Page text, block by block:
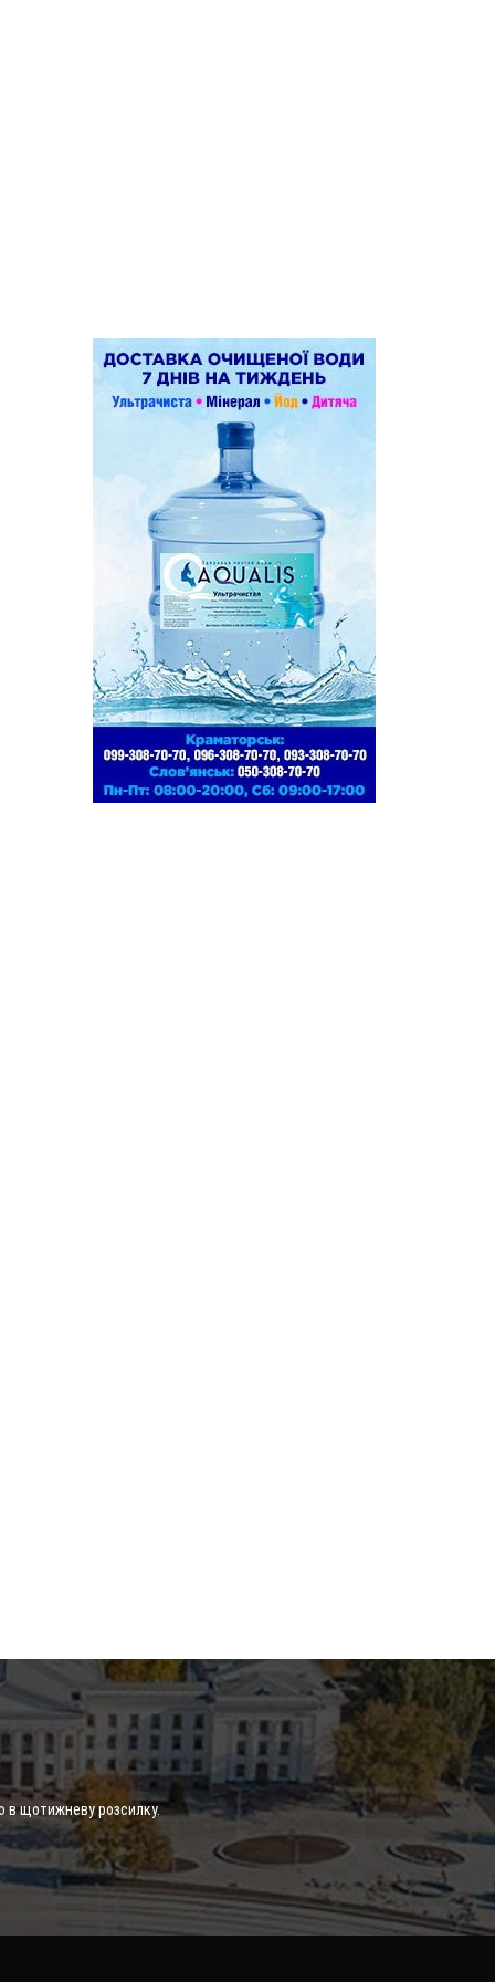
в щотижневу розсилку.